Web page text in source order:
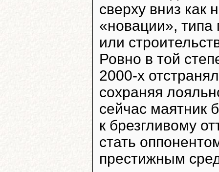
сверху вниз как
«новации», типа
или
Ровно в той
2000-х
сохраняя
сейчас маятник
к брезгливому
стать
престижным